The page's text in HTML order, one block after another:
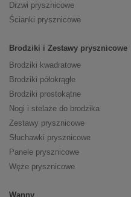
Drzwi prysznicowe
Ścianki prysznicowe
Brodziki i Zestawy prysznicowe
Brodziki kwadratowe
Brodziki półokrągłe
Brodziki prostokątne
Nogi i stelaże do brodzika
Zestawy prysznicowe
Słuchawki prysznicowe
Panele prysznicowe
Węże prysznicowe
Wanny